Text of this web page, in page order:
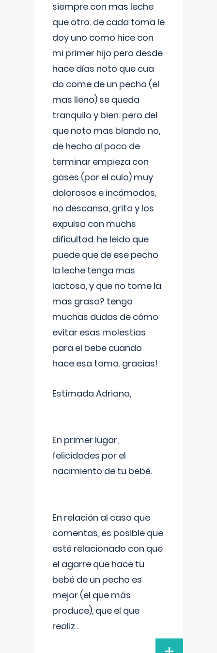
siempre con mas leche
que otro. de cada toma le
doy uno como hice con
mi primer hijo pero desde
hace días noto que cua
do come de un pecho (el
mas lleno) se queda
tranquilo y bien. pero del
que noto mas blando no,
de hecho al poco de
terminar empieza con
gases (por el culo) muy
dolorosos e incómodos,
no descansa, grita y los
expulsa con muchs
dificultad. he leido que
puede que de ese pecho
la leche tenga mas
lactosa, y que no tome la
mas grasa? tengo
muchas dudas de cómo
evitar esas molestias
para el bebe cuando
hace esa toma. gracias!
Estimada Adriana,
En primer lugar,
felicidades por el
nacimiento de tu bebé.
En relación al caso que
comentas, es posible que
esté relacionado con que
el agarre que hace tu
bebé de un pecho es
mejor (el que más
produce), que el que
realiz...